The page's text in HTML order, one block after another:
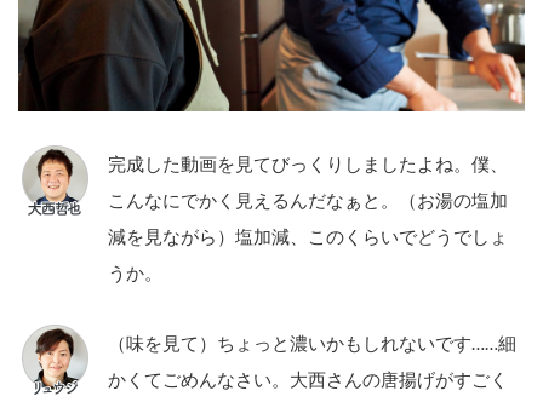
完成した動画を見てびっくりしましたよね。僕、
こんなにでかく見えるんだなぁと。（お湯の塩加
減を見ながら）塩加減、このくらいでどうでしょ
うか。
（味を見て）ちょっと濃いかもしれないです……細
かくてごめんなさい。大西さんの唐揚げがすごく